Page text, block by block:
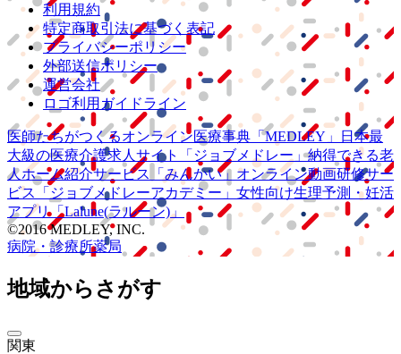
利用規約
特定商取引法に基づく表記
プライバシーポリシー
外部送信ポリシー
運営会社
ロゴ利用ガイドライン
医師たちがつくるオンライン医療事典 「MEDLEY」
日本最
大級の医療介護求人サイト 「ジョブメドレー」納得できる老
人ホーム紹介サービス
「みんかい」 オンライン動画研修サー
ビス
「ジョブメドレーアカデミー」 女性向け生理予測・妊活
アプリ「Lalune(ラルーン)」
©2016 MEDLEY, INC.
病院・診療所薬局
地域からさがす
関東